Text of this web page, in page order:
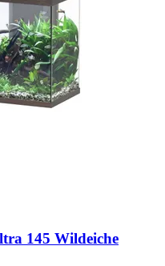
145 Wildeiche